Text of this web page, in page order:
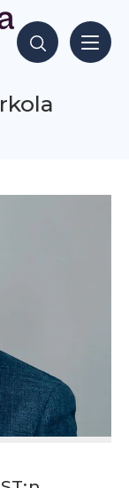
Hae sisältöjä